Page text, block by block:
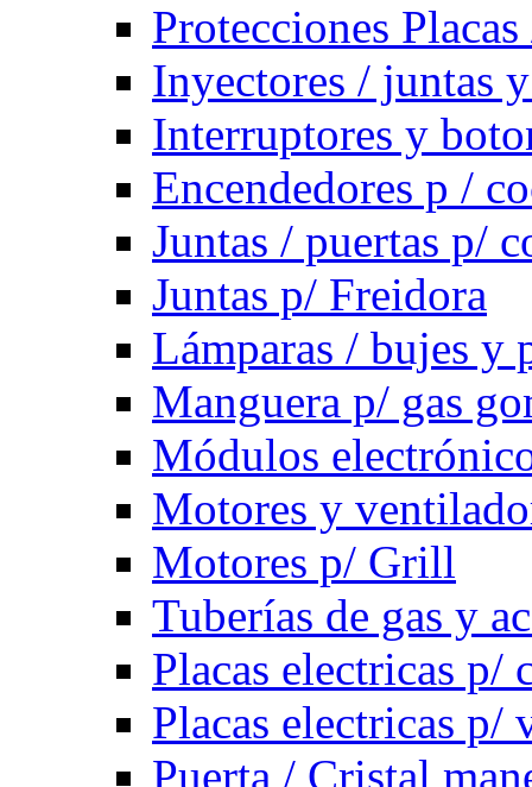
Protecciones
Inyectores / juntas
Interruptores y
Encendedores p /
Juntas / puertas p/
Juntas p/ Freidora
Lámparas / bujes y
Manguera p/ gas
Módulos
Motores y
Motores p/ Grill
Tuberías de gas y
Placas electricas p/
Placas electricas p/
Puerta / Cristal